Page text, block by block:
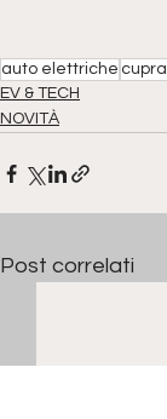
auto elettriche cupra
EV & TECH
NOVITÀ
Post correlati